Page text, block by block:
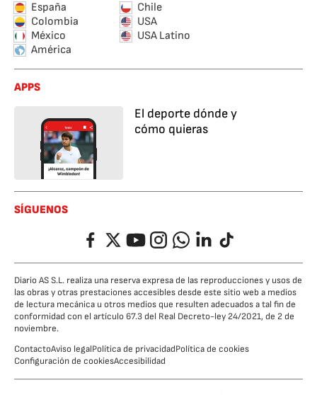
España
Chile
Colombia
USA
México
USA Latino
América
APPS
El deporte dónde y
cómo quieras
SÍGUENOS
FacebookTwitterYouTubeInstagramWhatsappLinkedIn
TikTok
Diario AS S.L. realiza una reserva expresa de las reproducciones y usos de
las obras y otras prestaciones accesibles desde este sitio web a medios
de lectura mecánica u otros medios que resulten adecuados a tal fin de
conformidad con el artículo 67.3 del Real Decreto-ley 24/2021, de 2 de
noviembre.
ContactoAviso legalPolítica de privacidadPolítica de cookies
Configuración de cookiesAccesibilidad